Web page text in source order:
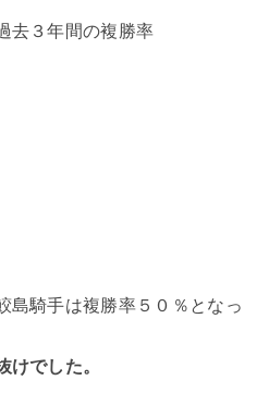
去３年間の複勝率
島騎手は複勝率５０％となっ
でした。